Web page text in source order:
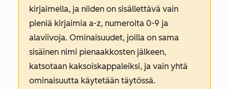
kirjaimella, ja niiden on sisällettävä vain
pieniä kirjaimia a-z, numeroita 0-9 ja
alaviivoja. Ominaisuudet, joilla on sama
sisäinen nimi pienaakkosten jälkeen,
katsotaan kaksoiskappaleiksi, ja vain yhtä
ominaisuutta käytetään täytössä.